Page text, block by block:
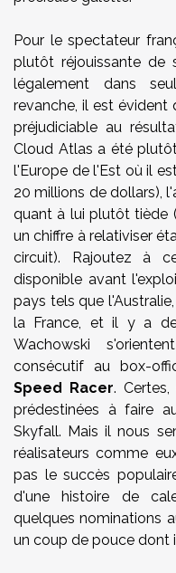
Pour le spectateur
plutôt réjouissante de
légalement dans
revanche, il est évident
préjudiciable au
Cloud Atlas a été
l'Europe de l'Est où il
20 millions de dollars),
quant à lui plutôt tiède
un chiffre à relativiser
circuit). Rajoutez à
disponible avant
pays tels que
la France, et il y a
Wachowski
consécutif au box-
Speed Racer.
prédestinées à faire
Skyfall. Mais il nous
réalisateurs comme
pas le succès
d'une histoire de
quelques nominations
un coup de pouce dont